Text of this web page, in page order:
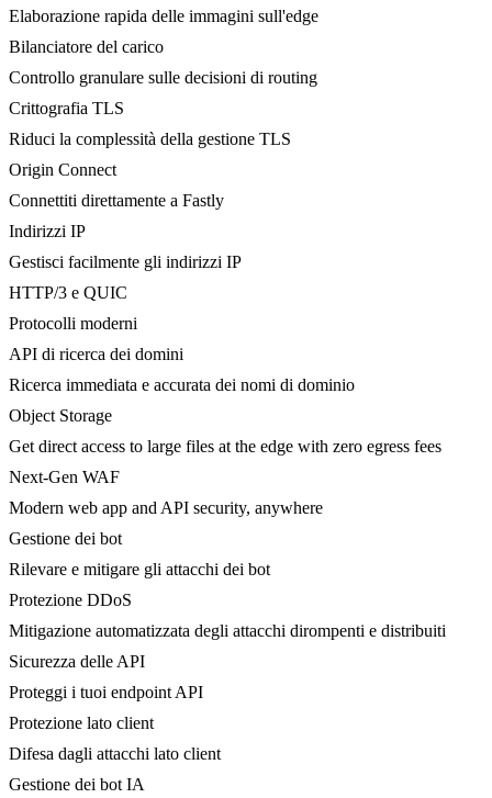
Elaborazione rapida delle immagini sull'edge
Bilanciatore del carico
Controllo granulare sulle decisioni di routing
Crittografia TLS
Riduci la complessità della gestione TLS
Origin Connect
Connettiti direttamente a Fastly
Indirizzi IP
Gestisci facilmente gli indirizzi IP
HTTP/3 e QUIC
Protocolli moderni
API di ricerca dei domini
Ricerca immediata e accurata dei nomi di dominio
Object Storage
Get direct access to large files at the edge with zero egress fees
Next-Gen WAF
Modern web app and API security, anywhere
Gestione dei bot
Rilevare e mitigare gli attacchi dei bot
Protezione DDoS
Mitigazione automatizzata degli attacchi dirompenti e distribuiti
Sicurezza delle API
Proteggi i tuoi endpoint API
Protezione lato client
Difesa dagli attacchi lato client
Gestione dei bot IA